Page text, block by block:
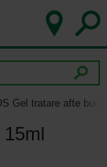
Gel tratare afte